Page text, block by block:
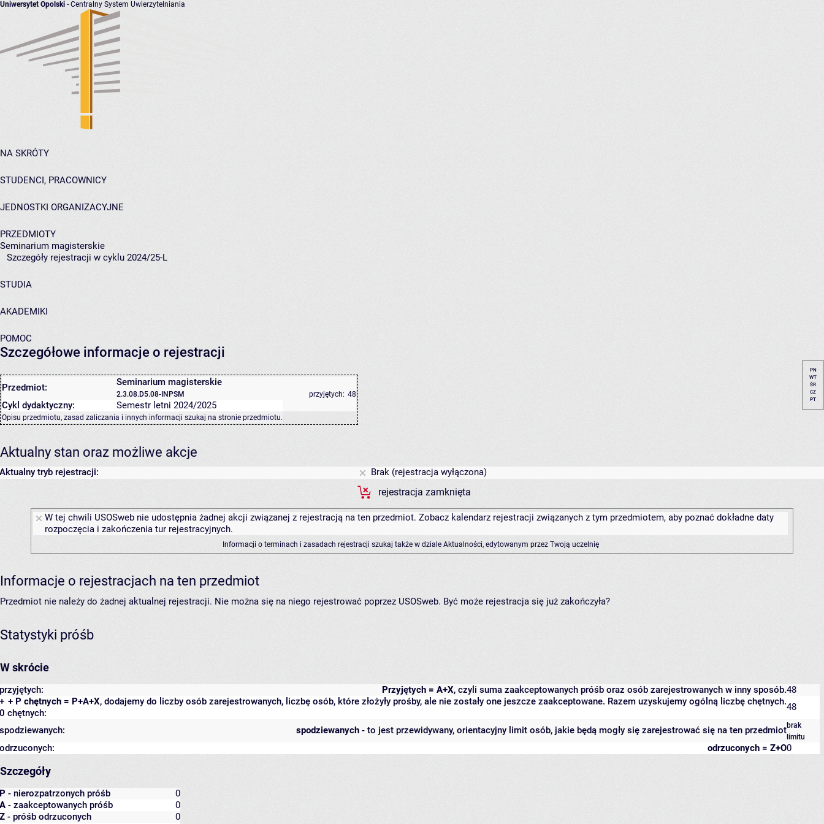
Uniwersytet Opolski - Centralny System Uwierzytelniania
NA SKRÓTY
STUDENCI, PRACOWNICY
JEDNOSTKI ORGANIZACYJNE
PRZEDMIOTY
Seminarium magisterskie
Szczegóły rejestracji w cyklu 2024/25-L
STUDIA
AKADEMIKI
POMOC
Szczegółowe informacje o rejestracji
Przedmiot: Seminarium magisterskie
2.3.08.D5.08-INPSM przyjętych: 48
Cykl dydaktyczny: Semestr letni 2024/2025
Opisu przedmiotu, zasad zaliczania i innych informacji szukaj na stronie przedmiotu.
PN
WT
ŚR
CZ
PT
Aktualny stan oraz możliwe akcje
Aktualny tryb rejestracji:
Brak (rejestracja wyłączona)
rejestracja zamknięta
W tej chwili USOSweb nie udostępnia żadnej akcji związanej z rejestracją na ten przedmiot. Zobacz kalendarz rejestracji związanych z tym przedmiotem, aby poznać dokładne daty
rozpoczęcia i zakończenia tur rejestracyjnych.
Informacji o terminach i zasadach rejestracji szukaj także w dziale Aktualności, edytowanym przez Twoją uczelnię
Informacje o rejestracjach na ten przedmiot
Przedmiot nie należy do żadnej aktualnej rejestracji. Nie można się na niego rejestrować poprzez USOSweb. Być może rejestracja się już zakończyła?
Statystyki próśb
W skrócie
Przyjętych = A+X, czyli suma zaakceptowanych próśb oraz osób zarejestrowanych w inny sposób.
przyjętych:
48
+ P chętnych = P+A+X, dodajemy do liczby osób zarejestrowanych, liczbę osób, które złożyły prośby, ale nie zostały one jeszcze zaakceptowane. Razem uzyskujemy ogólną liczbę chętnych.
+
0 chętnych:
48
spodziewanych - to jest przewidywany, orientacyjny limit osób, jakie będą mogły się zarejestrować się na ten przedmiot
spodziewanych:
brak
limitu
odrzuconych = Z+O
odrzuconych: 0
Szczegóły
P - nierozpatrzonych próśb
0
A - zaakceptowanych próśb
0
Z - próśb odrzuconych
0